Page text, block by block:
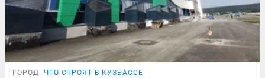
ГОРОД ЧТО СТРОЯТ В КУЗБАССЕ